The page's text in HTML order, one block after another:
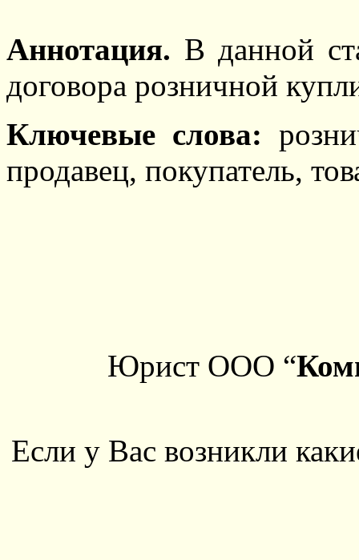
Аннотация. В данной
договора розничной
Ключевые слова:
продавец, покупатель,
Юрист ООО “
Если у Вас возникли